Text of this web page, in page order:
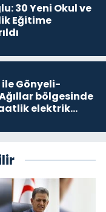
30 Yeni Okul ve
Eğitime
Gönyeli-
bölgesinde
elektrik